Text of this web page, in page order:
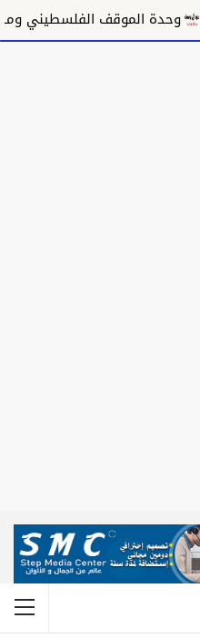
وحدة الموقف الفلسطيني